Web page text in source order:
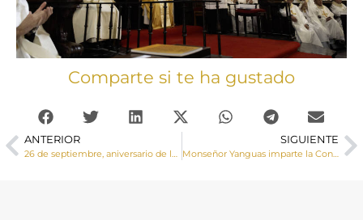
Comparte si te ha gustado
ANTERIOR SIGUIENTE
Monseñor Yanguas imparte la Confirmación a adolescentes de Villalpardo, Villarta y El Herrumblar